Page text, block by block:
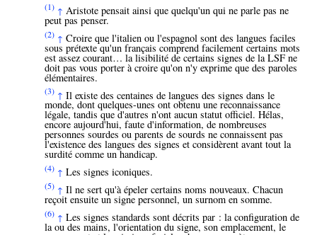
(1) ↑ Aristote pensait ainsi que quelqu'un qui ne parle pas ne
peut pas penser.
(2) ↑ Croire que l'italien ou l'espagnol sont des langues faciles
sous prétexte qu'un français comprend facilement certains mots
est assez courant… la lisibilité de certains signes de la LSF ne
doit pas vous porter à croire qu'on n'y exprime que des paroles
élémentaires.
(3) ↑ Il existe des centaines de langues des signes dans le
monde, dont quelques-unes ont obtenu une reconnaissance
légale, tandis que d'autres n'ont aucun statut officiel. Hélas,
encore aujourd'hui, faute d'information, de nombreuses
personnes sourdes ou parents de sourds ne connaissent pas
l'existence des langues des signes et considèrent avant tout la
surdité comme un handicap.
(4) ↑ Les signes iconiques.
(5) ↑ Il ne sert qu'à épeler certains noms nouveaux. Chacun
reçoit ensuite un signe personnel, un surnom en somme.
(6) ↑ Les signes standards sont décrits par : la configuration de
la ou des mains, l'orientation du signe, son emplacement, le